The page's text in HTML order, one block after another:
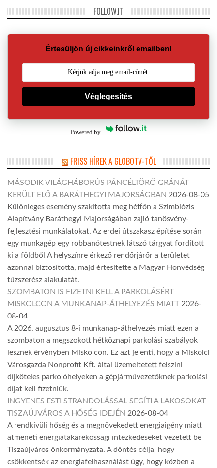
FOLLOW.IT
Értesüljön új cikkeinkről emailben!
Véglegesítés
Powered by
FRISS HÍREK A GLOBOTV-TŐL
MÁSODIK VILÁGHÁBORÚS PÁNCÉLTÖRŐ GRÁNÁT
KERÜLT ELŐ A BARÁTHEGYI MAJORSÁGBAN 2026-08-05
Különleges esemény szakította meg hétfőn a Szimbiózis
Alapítvány Baráthegyi Majorságában zajló tanösvény-
fejlesztési munkálatokat. Az erdei útszakasz építése során
egy munkagép egy robbanótestnek látszó tárgyat fordított
ki a földből.A helyszínre érkező rendőrjárőr a területet
azonnal biztosította, majd értesítette a Magyar Honvédség
tűzszerész alakulatát.
SZOMBATON IS FIZETNI KELL A PARKOLÁSÉRT
MISKOLCON A MUNKANAP-ÁTHELYEZÉS MIATT 2026-
08-04
A 2026. augusztus 8-i munkanap-áthelyezés miatt ezen a
szombaton a megszokott hétköznapi parkolási szabályok
lesznek érvényben Miskolcon. Ez azt jelenti, hogy a Miskolci
Városgazda Nonprofit Kft. által üzemeltetett felszíni
díjköteles parkolóhelyeken a gépjárművezetőknek parkolási
díjat kell fizetniük.
INGYENES ESTI STRANDOLÁSSAL SEGÍTI A LAKOSOKAT
TISZAÚJVÁROS A HŐSÉG IDEJÉN 2026-08-04
A rendkívüli hőség és a megnövekedett energiaigény miatt
átmeneti energiatakarékossági intézkedéseket vezetett be
Tiszaújváros önkormányzata. A döntés célja, hogy
csökkentsék az energiafelhasználást úgy, hogy közben a